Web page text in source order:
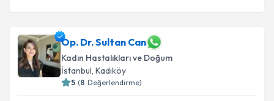
Op. Dr. Sultan Can
Kadın Hastalıkları ve Doğum
İstanbul, Kadıköy
5 (8 Değerlendirme)